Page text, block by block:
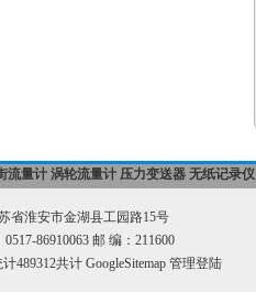
流量计 涡轮流量计 压力变送器 无纸记录仪
省淮安市金湖县工园路15号
86910063 邮 编：211600
489312共计 GoogleSitemap 管理登陆